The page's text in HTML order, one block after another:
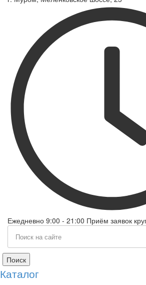
Ежедневно 9:00 - 21:00 Приём заявок
Поиск
Каталог